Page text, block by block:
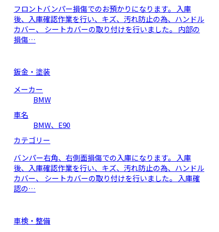
フロントバンパー損傷でのお預かりになります。 入庫
後、入庫確認作業を行い、キズ、汚れ防止の為、ハンドル
カバー、 シートカバーの取り付けを行いました。 内部の
損傷…
鈑金・塗装
メーカー
BMW
車名
BMW、E90
カテゴリー
バンパー右角、右側面損傷での入庫になります。 入庫
後、入庫確認作業を行い、キズ、汚れ防止の為、ハンドル
カバー、 シートカバーの取り付けを行いました。 入庫確
認の…
車検・整備